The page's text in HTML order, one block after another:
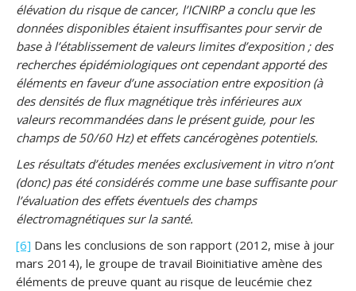
élévation du risque de cancer, l’ICNIRP a conclu que les
données disponibles étaient insuffisantes pour servir de
base à l’établissement de valeurs limites d’exposition ; des
recherches épidémiologiques ont cependant apporté des
éléments en faveur d’une association entre exposition (à
des densités de flux magnétique très inférieures aux
valeurs recommandées dans le présent guide, pour les
champs de 50/60 Hz) et effets cancérogènes potentiels.
Les résultats d’études menées exclusivement in vitro n’ont
(donc) pas été considérés comme une base suffisante pour
l’évaluation des effets éventuels des champs
électromagnétiques sur la santé.
[6] Dans les conclusions de son rapport (2012, mise à jour
mars 2014), le groupe de travail Bioinitiative amène des
éléments de preuve quant au risque de leucémie chez